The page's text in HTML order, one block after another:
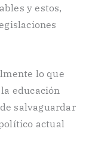
y estos,
lo que
educación
salvaguardar
actual